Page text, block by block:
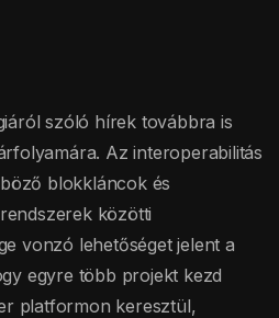
szóló hírek továbbra is
Az interoperabilitás
blokkláncok és
közötti
vonzó lehetőséget jelent a
egyre több projekt kezd
platformon keresztül,